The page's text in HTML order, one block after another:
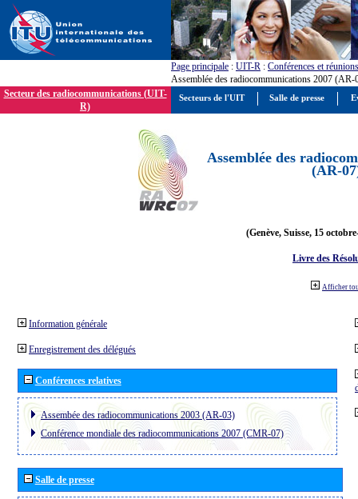
Page principale : UIT-R : Conférences et réunions
Assemblée des radiocommunications 2007 (AR-
Secteur des radiocommunications (UIT-
R)
Assemblée des
(AR-
(Genève, Suisse, 15
Livre des
Afficher
Information générale
Enregistrement des délégués
Conférences relatives
Assembée des radiocommunications 2003 (AR-03)
Conférence mondiale des radiocommunications 2007 (CMR-07)
Salle de presse
Secteurs de l'UIT Salle de presse